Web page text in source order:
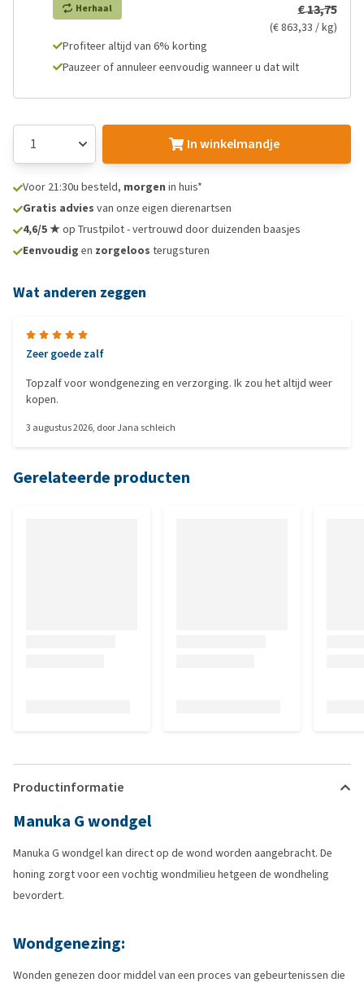
Herhaal € 13,75
(€ 863,33 / kg)
Profiteer altijd van 6% korting
Pauzeer of annuleer eenvoudig wanneer u dat wilt
In winkelmandje
Voor 21:30u besteld, morgen in huis*
Gratis advies van onze eigen dierenartsen
4,6/5 ★op Trustpilot - vertrouwd door duizenden baasjes
Eenvoudig en zorgeloos terugsturen
Wat anderen zeggen
Zeer goede zalf
Topzalf voor wondgenezing en verzorging. Ik zou het altijd weer
kopen.
3 augustus 2026, doorJana schleich
Gerelateerde producten
Productinformatie
Manuka G wondgel
Manuka G wondgel kan direct op de wond worden aangebracht. De
honing zorgt voor een vochtig wondmilieu hetgeen de wondheling
bevordert.
Wondgenezing:
Wonden genezen door middel van een proces van gebeurtenissen die